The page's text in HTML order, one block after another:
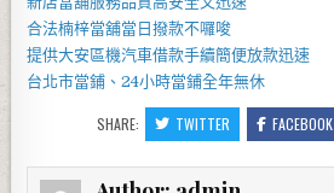
合法楠梓當舖當 日撥款不囉唆
提供大安區機汽車借款手續簡便放款迅速
台北市當鋪 、24小時當鋪全年無休
SHARE: TWITTER FACEBOOK